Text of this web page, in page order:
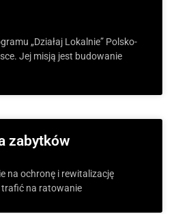
„Działaj Lokalnie” Polsko-
Jej misją jest budowanie
zabytków
na ochronę i rewitalizację
trafić na ratowanie